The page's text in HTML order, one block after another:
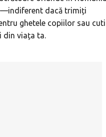
—indiferent dacă trimiți
ghetele copiilor sau
din viața ta.